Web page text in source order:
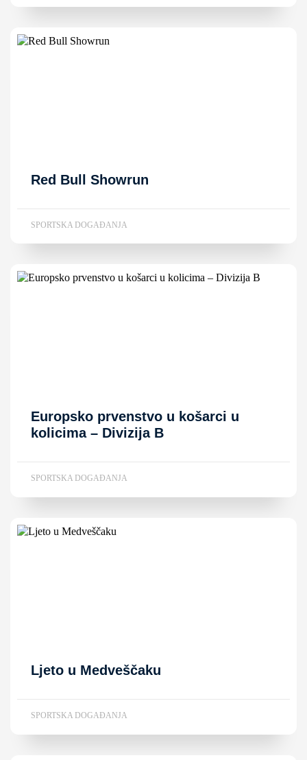
Red Bull Showrun
SPORTSKA DOGAĐANJA
Europsko prvenstvo u košarci u
kolicima – Divizija B
SPORTSKA DOGAĐANJA
Ljeto u Medveščaku
SPORTSKA DOGAĐANJA